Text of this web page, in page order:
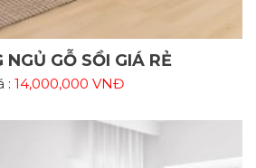
NGỦ GỖ SỒI GIÁ RẺ
: 14,000,000 VNĐ